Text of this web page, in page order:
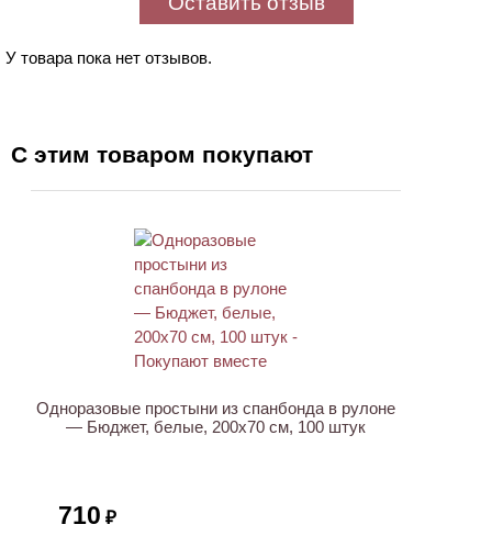
У товара пока нет отзывов.
С этим товаром покупают
Одноразовые простыни из спанбонда в рулоне
— Бюджет, белые, 200х70 см, 100 штук
710 ₽